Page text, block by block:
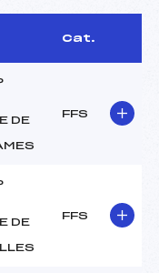
Cat.
DE
FFS
DE
FFS